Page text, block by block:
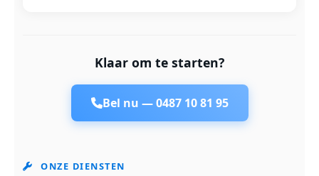
Klaar om te starten?
Bel nu —0487 10 81 95
ONZE DIENSTEN